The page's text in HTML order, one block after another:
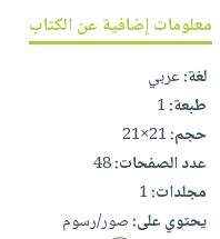
صابون
أطفال
مناسبات
فيديوهات
أسئلة
يتكرر
طرحها
خدمات
نيل
وفرات
عربة
نشرة
الإصدارات
معلومات إضافية عن الكتاب
لغة:عربي
طبعة:1
حجم:21×21
عدد الصفحات:48
مجلدات:1
يحتوي على:صور/رسوم